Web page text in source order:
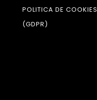
POLITICA DE COOKIES
(GDPR)